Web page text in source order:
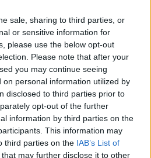
sale, sharing to third parties, or
or sensitive information for
please use the below opt-out
Please note that after your
you may continue seeing
on personal information utilized by
disclosed to third parties prior to
opt-out of the further
information by third parties on the
This information may
third parties on the IAB’s List of
that may further disclose it to other
con il contratto della
essere un po'
premier ai microfoni di